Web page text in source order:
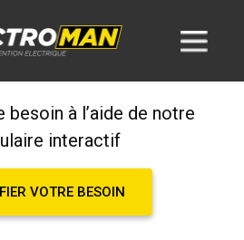
à l’aide de notre
interactif
VOTRE BESOIN